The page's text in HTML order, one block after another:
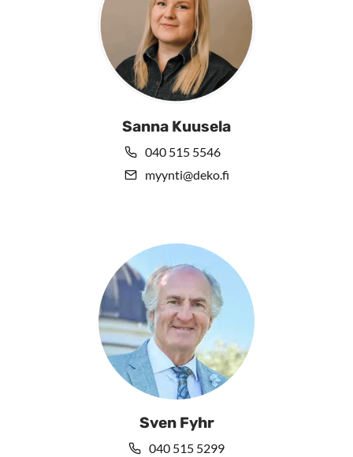
Sanna Kuusela
040 515 5546
myynti@deko.fi
Sven Fyhr
040 515 5299